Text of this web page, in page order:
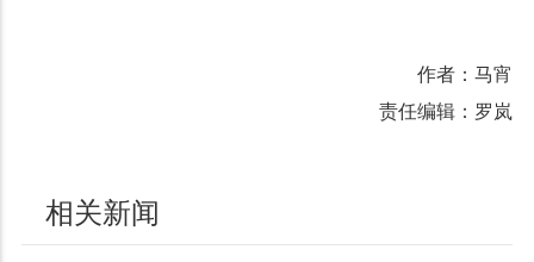
作者：马宵
责任编辑：罗岚
相关新闻